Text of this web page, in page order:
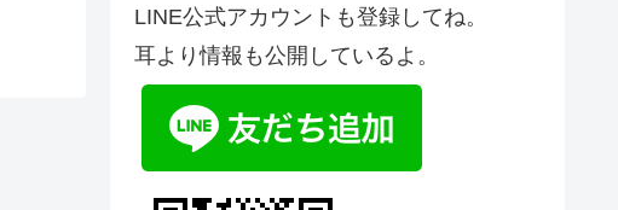
LINE公式アカウントも登録してね。
耳より情報も公開しているよ。